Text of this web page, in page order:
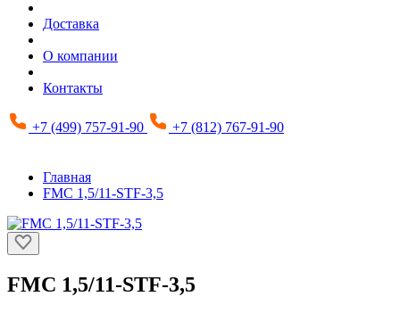
Доставка
О компании
Контакты
+7 (499) 757-91-90 +7 (812) 767-91-90
Главная
FMC 1,5/11-STF-3,5
FMC 1,5/11-STF-3,5